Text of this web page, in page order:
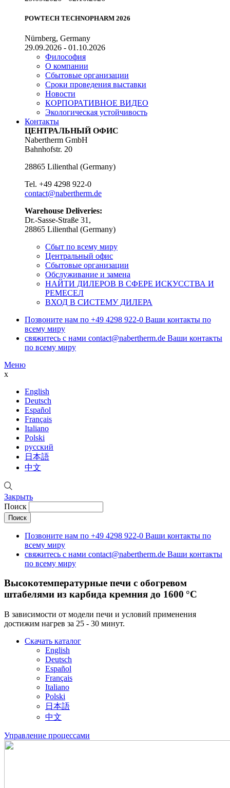
POWTECH TECHNOPHARM 2026
Nürnberg, Germany
29.09.2026 - 01.10.2026
Философия
О компании
Сбытовые организации
Сроки проведения выставки
Новости
КОРПОРАТИВНОЕ ВИДЕО
Экологическая устойчивость
Контакты
ЦЕНТРАЛЬНЫЙ ОФИС
Nabertherm GmbH
Bahnhofstr. 20
28865 Lilienthal (Germany)
Tel. +49 4298 922-0
contact@nabertherm.de
Warehouse Deliveries:
Dr.-Sasse-Straße 31,
28865 Lilienthal (Germany)
Сбыт по всему миру
Центральный офис
Сбытовые организации
Обслуживание и замена
НАЙТИ ДИЛЕРОВ В СФЕРЕ ИСКУССТВА И
РЕМЕСЕЛ
ВХОД В СИСТЕМУ ДИЛЕРА
Позвоните нам по +49 4298 922-0 Ваши контакты по
всему миру
свяжитесь с нами contact@nabertherm.de Ваши контакты
по всему миру
Меню
x
English
Deutsch
Español
Français
Italiano
Polski
русский
日本語
中文
Закрыть
Поиск
Позвоните нам по +49 4298 922-0 Ваши контакты по
всему миру
свяжитесь с нами contact@nabertherm.de Ваши контакты
по всему миру
Bысокотемпературные печи с обогревом
штабелями из карбида кремния до 1600 °C
В зависимости от модели печи и условий применения
достижим нагрев за 25 - 30 минут.
Скачать каталог
English
Deutsch
Español
Français
Italiano
Polski
日本語
中文
Управление процессами